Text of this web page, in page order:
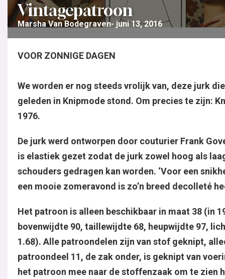
Vintagepatroon
Marsha Van Bodegraven juni 13, 2016
VOOR ZONNIGE DAGEN
We worden er nog steeds vrolijk van, deze jurk
geleden in Knipmode stond. Om precies te zijn:
1976.
De jurk werd ontworpen door couturier Frank
is elastiek gezet zodat de jurk zowel hoog als
schouders gedragen kan worden. ‘Voor een
een mooie zomeravond is zo’n breed decolleté
Het patroon is alleen beschikbaar in maat 38 (in
bovenwijdte 90, taillewijdte 68, heupwijdte 97,
1.68). Alle patroondelen zijn van stof geknipt,
patroondeel 11, de zak onder, is geknipt van
het patroon mee naar de stoffenzaak om te zien